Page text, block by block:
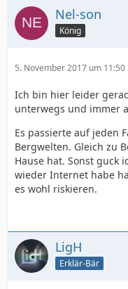
Nel-son
König
5. November 2017 um 11:50
Ich bin hier leider
unterwegs und immer
Es passierte auf jeden
Bergwelten. Gleich zu
Hause hat. Sonst guck
wieder Internet habe
es wohl riskieren.
LigH
Erklär-Bär